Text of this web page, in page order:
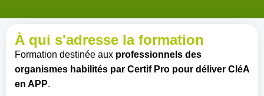
À qui s'adresse la formation
Formation destinée aux professionnels des
organismes habilités par Certif Pro pour déliver CléA
en APP.